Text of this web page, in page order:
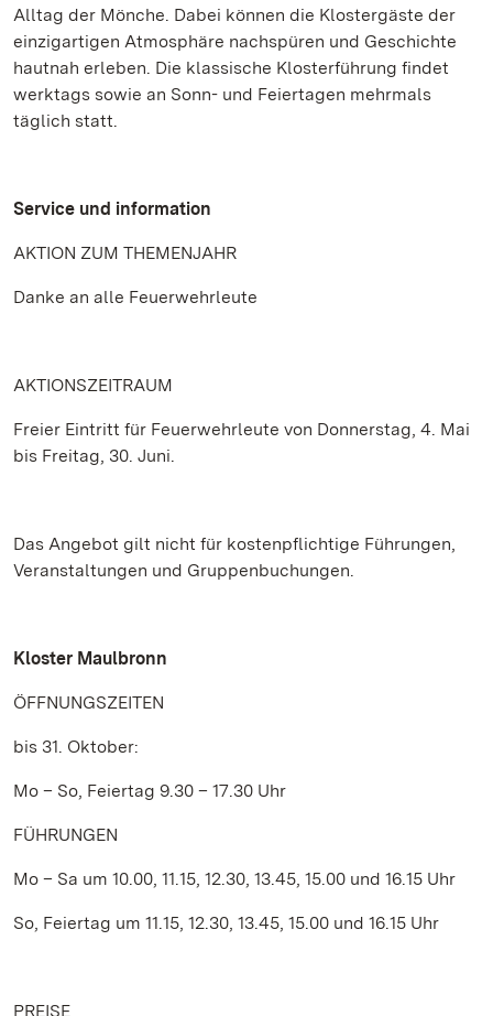
Alltag der Mönche. Dabei können die Klostergäste der
einzigartigen Atmosphäre nachspüren und Geschichte
hautnah erleben. Die klassische Klosterführung findet
werktags sowie an Sonn- und Feiertagen mehrmals
täglich statt.
Service und information
AKTION ZUM THEMENJAHR
Danke an alle Feuerwehrleute
AKTIONSZEITRAUM
Freier Eintritt für Feuerwehrleute von Donnerstag, 4. Mai
bis Freitag, 30. Juni.
Das Angebot gilt nicht für kostenpflichtige Führungen,
Veranstaltungen und Gruppenbuchungen.
Kloster Maulbronn
ÖFFNUNGSZEITEN
bis 31. Oktober:
Mo – So, Feiertag 9.30 – 17.30 Uhr
FÜHRUNGEN
Mo – Sa um 10.00, 11.15, 12.30, 13.45, 15.00 und 16.15 Uhr
So, Feiertag um 11.15, 12.30, 13.45, 15.00 und 16.15 Uhr
PREISE